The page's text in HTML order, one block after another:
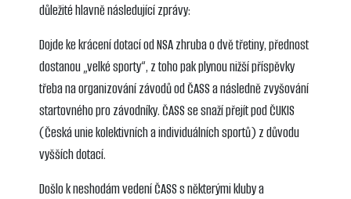
důležité hlavně následující zprávy:
Dojde ke krácení dotací od NSA zhruba o dvě třetiny, přednost
dostanou „velké sporty“, z toho pak plynou nižší příspěvky
třeba na organizování závodů od ČASS a následně zvyšování
startovného pro závodníky. ČASS se snaží přejít pod ČUKIS
(Česká unie kolektivních a individuálních sportů) z důvodu
vyšších dotací.
Došlo k neshodám vedení ČASS s některými kluby a